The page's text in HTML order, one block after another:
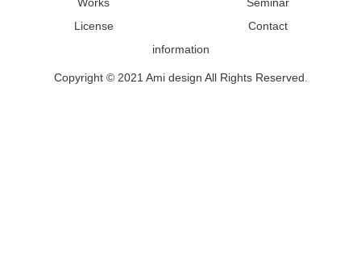
Works
Seminar
License
Contact
information
Copyright © 2021 Ami design All Rights Reserved.